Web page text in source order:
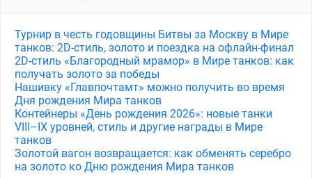
Турнир в честь годовщины Битвы за Москву в Мире
танков: 2D-стиль, золото и поездка на офлайн-финал
2D-стиль «Благородный мрамор» в Мире танков: как
получать золото за победы
Нашивку «Главпочтамт» можно получить во время
Дня рождения Мира танков
Контейнеры «День рождения 2026»: новые танки
VIII–IX уровней, стиль и другие награды в Мире
танков
Золотой вагон возвращается: как обменять серебро
на золото ко Дню рождения Мира танков